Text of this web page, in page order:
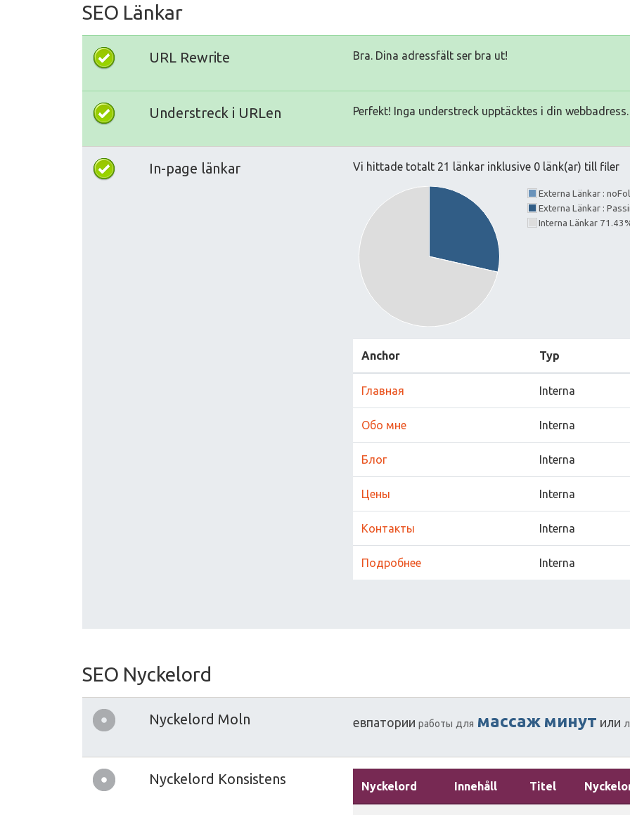
SEO Länkar
URL Rewrite Bra. Dina adressfält ser bra ut!
Understreck i URLen Perfekt! Inga understreck upptäcktes i din webbadress.
In-page länkar Vi hittade totalt 21 länkar inklusive 0 länk(ar) till filer
Externa Länkar :
Externa Länkar :
Interna Länkar
Anchor Typ
Главная Interna
Обо мне Interna
Блог Interna
Цены Interna
Контакты Interna
Подробнее Interna
SEO Nyckelord
Nyckelord Moln евпатории работы для массаж минут или
Nyckelord Konsistens Nyckelord Innehåll Titel